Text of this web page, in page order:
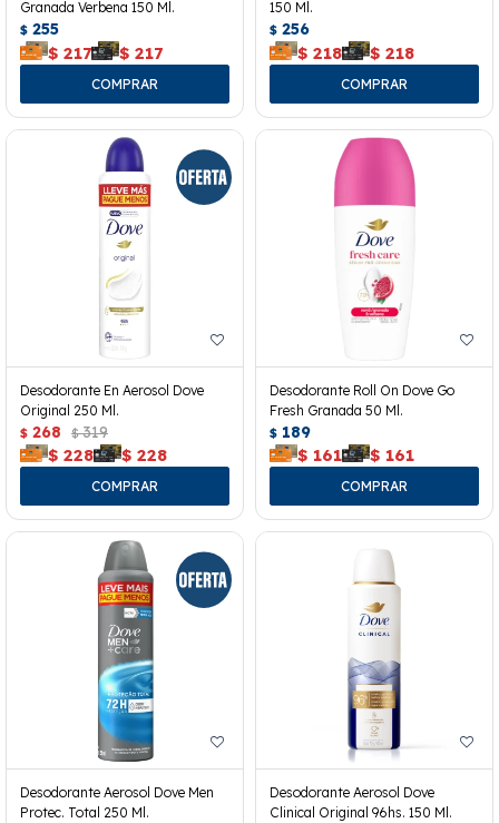
Granada Verbena 150 Ml.
$ 255
$ 217 $ 217
150 Ml.
$ 256
$ 218 $ 218
Desodorante En Aerosol Dove
Original 250 Ml.
$ 268 $ 319
$ 228 $ 228
Desodorante Roll On Dove Go
Fresh Granada 50 Ml.
$ 189
$ 161 $ 161
Desodorante Aerosol Dove Men
Protec. Total 250 Ml.
Desodorante Aerosol Dove
Clinical Original 96hs. 150 Ml.